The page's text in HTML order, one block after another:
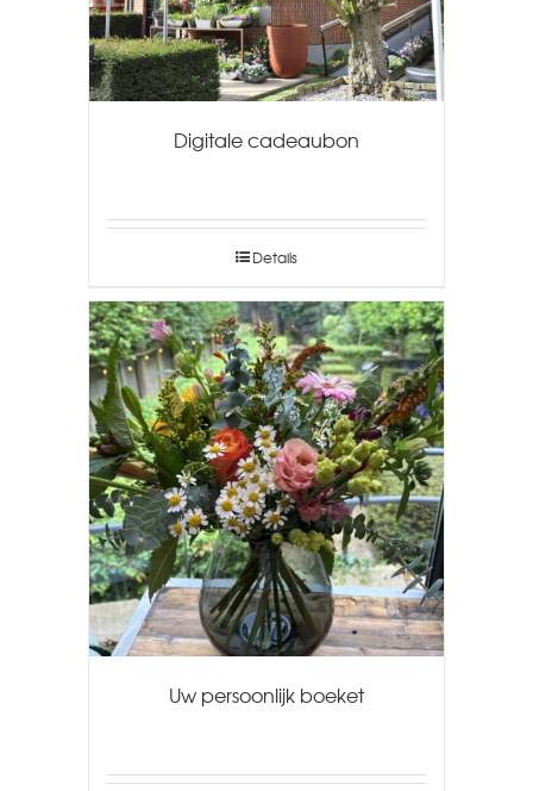
Digitale cadeaubon
Details
Uw persoonlijk boeket